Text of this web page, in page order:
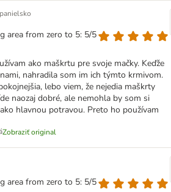
area from zero to 5: 5/5
ako maškrtu pre svoje mačky. Keďže
nahradila som im ich týmto krmivom.
lebo viem, že nejedia maškrty
naozaj dobré, ale nemohla by som si
hlavnou potravou. Preto ho používam
Zobraziť original
area from zero to 5: 5/5